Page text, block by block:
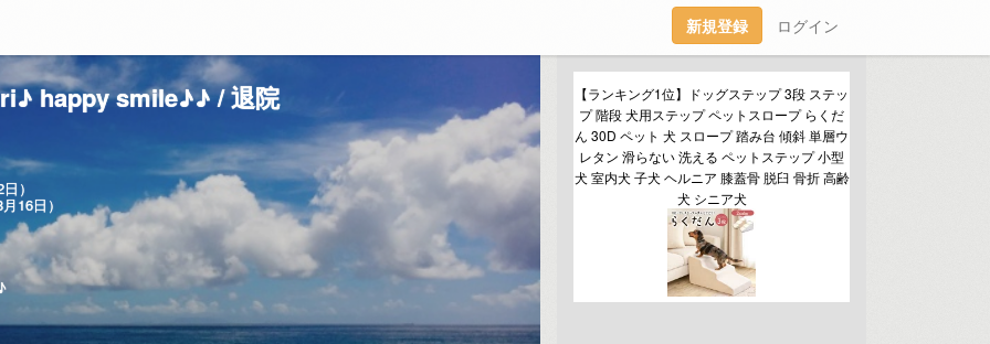
新規登録 ログイン
happy smile♪♪ / 退院
）
16日）
【ランキング1位】ドッグステップ 3段 ステッ
プ 階段 犬用ステップ ペットスロープ らくだ
ん 30D ペット 犬 スロープ 踏み台 傾斜 単層ウ
レタン 滑らない 洗える ペットステップ 小型
犬 室内犬 子犬 ヘルニア 膝蓋骨 脱臼 骨折 高齢
犬 シニア犬